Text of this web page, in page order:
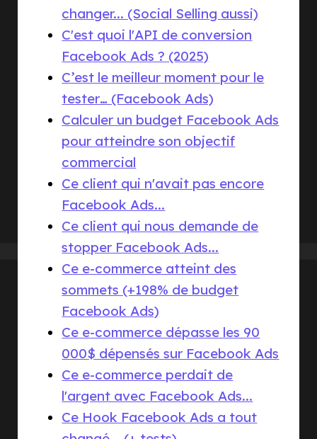
changer... (Social Selling aussi)
C'est quoi l'API de conversion
Facebook Ads ? (2025)
C’est le meilleur moment pour le
tester… (Facebook Ads)
Calculer un budget Facebook Ads
pour atteindre son objectif
commercial
Ce client qui n'avait pas encore
Facebook Ads...
Ce client qui nous demande de
stopper Facebook Ads...
Ce e-commerce atteint des
sommets (+198% de budget
Facebook Ads)
Ce e-commerce dépasse les 90
000$ dépensés sur Facebook Ads
Ce e-commerce perdait de
l'argent avec Facebook Ads...
Ce Hook Facebook Ads a tout